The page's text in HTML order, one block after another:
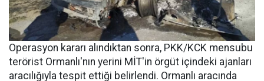
Operasyon kararı alındıktan sonra, PKK/KCK mensubu
terörist Ormanlı'nın yerini MİT'in örgüt içindeki ajanları
aracılığıyla tespit ettiği belirlendi. Ormanlı aracında